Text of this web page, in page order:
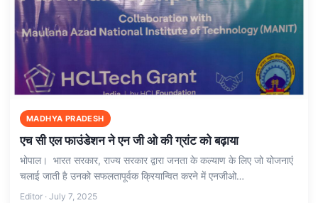
MADHYA PRADESH
एच सी एल फाउंडेशन ने एन जी ओ की ग्रांट को बढ़ाया
भोपाल। भारत सरकार, राज्य सरकार द्वारा जनता के कल्याण के लिए जो योजनाएं
चलाई जाती है उनको सफलतापूर्वक क्रियान्वित करने में एनजीओ…
Editor · July 7, 2025